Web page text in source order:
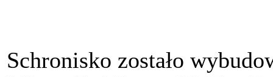
Schronisko zostało